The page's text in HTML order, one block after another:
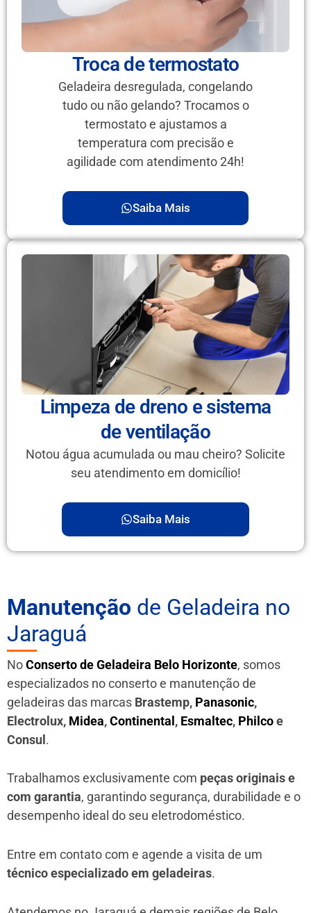
Troca de termostato
Geladeira desregulada, congelando
tudo ou não gelando? Trocamos o
termostato e ajustamos a
temperatura com precisão e
agilidade com atendimento 24h!
Saiba Mais
Limpeza de dreno e sistema
de ventilação
Notou água acumulada ou mau cheiro? Solicite
seu atendimento em domicílio!
Saiba Mais
Manutenção de Geladeira no
Jaraguá
NoConserto de Geladeira Belo Horizonte, somos
especializados no conserto e manutenção de
geladeiras das marcas Brastemp, Panasonic,
Electrolux, Midea,Continental, Esmaltec, Philcoe
Consul.
Trabalhamos exclusivamente com peças originais e
com garantia, garantindo segurança, durabilidade e o
desempenho ideal do seu eletrodoméstico.
Entre em contato com e agende a visita de um
técnico especializado em geladeiras.